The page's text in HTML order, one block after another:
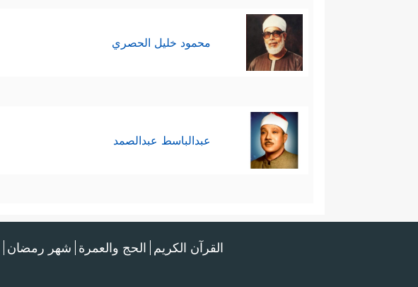
محمود خليل الحصري
عبدالباسط عبدالصمد
القرآن الكريم الحج والعمرة شهر رمضان